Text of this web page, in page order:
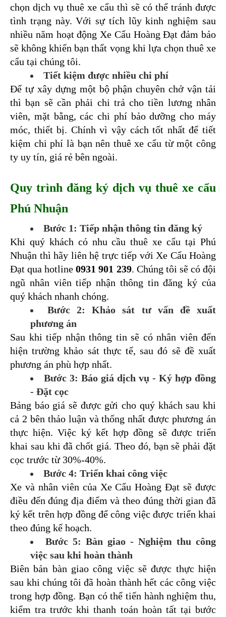
chọn dịch vụ thuê xe cẩu thì sẽ có thể tránh được
tình trạng này. Với sự tích lũy kinh nghiệm sau
nhiều năm hoạt động Xe Cẩu Hoàng Đạt đảm bảo
sẽ không khiến bạn thất vọng khi lựa chọn thuê xe
cẩu tại chúng tôi.
Tiết kiệm được nhiều chi phí
Để tự xây dựng một bộ phận chuyên chở vận tải
thì bạn sẽ cần phải chi trả cho tiền lương nhân
viên, mặt bằng, các chi phí bảo dưỡng cho máy
móc, thiết bị. Chính vì vậy cách tốt nhất để tiết
kiệm chi phí là bạn nên thuê xe cẩu từ một công
ty uy tín, giá rẻ bên ngoài.
Quy trình đăng ký dịch vụ thuê xe cẩu
Phú Nhuận
Bước 1: Tiếp nhận thông tin đăng ký
Khi quý khách có nhu cầu thuê xe cẩu tại Phú
Nhuận thì hãy liên hệ trực tiếp với Xe Cẩu Hoàng
Đạt qua hotline 0931 901 239. Chúng tôi sẽ có đội
ngũ nhân viên tiếp nhận thông tin đăng ký của
quý khách nhanh chóng.
Bước 2: Khảo sát tư vấn đề xuất
phương án
Sau khi tiếp nhận thông tin sẽ có nhân viên đến
hiện trường khảo sát thực tế, sau đó sẽ đề xuất
phương án phù hợp nhất.
Bước 3: Báo giá dịch vụ - Ký hợp đồng
- Đặt cọc
Bảng báo giá sẽ được gửi cho quý khách sau khi
cả 2 bên thảo luận và thống nhất được phương án
thực hiện. Việc ký kết hợp đồng sẽ được triển
khai sau khi đã chốt giá. Theo đó, bạn sẽ phải đặt
cọc trước từ 30%-40%.
Bước 4: Triển khai công việc
Xe và nhân viên của Xe Cẩu Hoàng Đạt sẽ được
điều đến đúng địa điểm và theo đúng thời gian đã
ký kết trên hợp đồng để công việc được triển khai
theo đúng kế hoạch.
Bước 5: Bàn giao - Nghiệm thu công
việc sau khi hoàn thành
Biên bản bàn giao công việc sẽ được thực hiện
sau khi chúng tôi đã hoàn thành hết các công việc
trong hợp đồng. Bạn có thể tiến hành nghiệm thu,
kiểm tra trước khi thanh toán hoàn tất tại bước